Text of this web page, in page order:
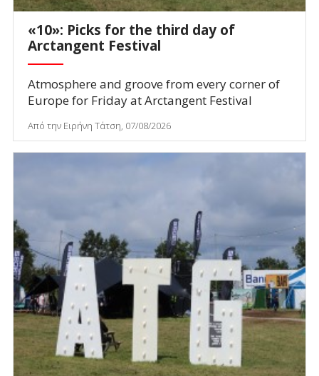
«10»: Picks for the third day of
Arctangent Festival
Atmosphere and groove from every corner of
Europe for Friday at Arctangent Festival
Από την Ειρήνη Τάτση, 07/08/2026